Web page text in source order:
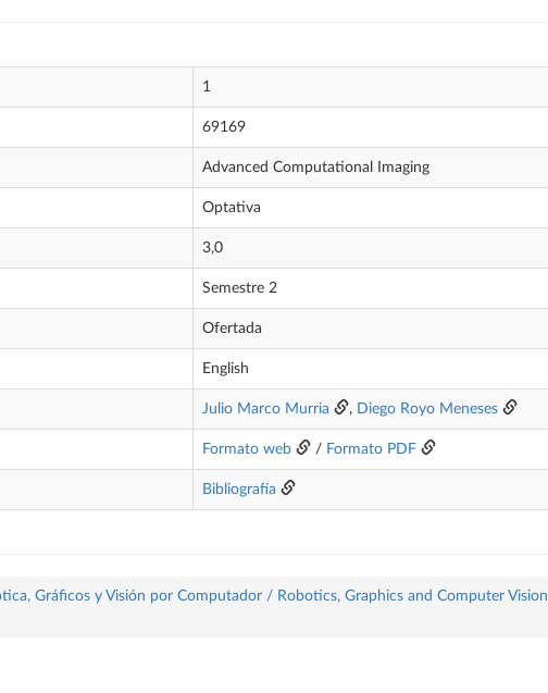
1
69169
Advanced Computational Imaging
Optativa
3,0
Semestre 2
Ofertada
English
Julio Marco Murria , Diego Royo Meneses
Formato web / Formato PDF
Bibliografía
Gráficos y Visión por Computador / Robotics, Graphics and Computer Vision